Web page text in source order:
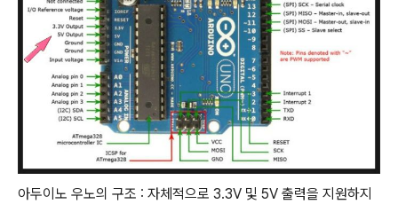
아두이노 우노의 구조 : 자체적으로 3.3V 및 5V 출력을 지원하지